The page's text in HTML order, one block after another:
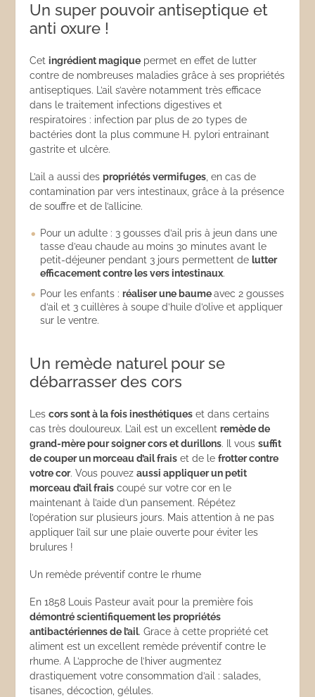
Un super pouvoir antiseptique et
anti oxure !
Cetingrédient magique permet en effet de lutter
contre de nombreuses maladies grâce à ses propriétés
antiseptiques. L’ail s’avère notamment très efficace
dans le traitement infections digestives et
respiratoires : infection par plus de 20 types de
bactéries dont la plus commune H. pylori entrainant
gastrite et ulcère.
L’ail a aussi despropriétés vermifuges , en cas de
contamination par vers intestinaux, grâce à la présence
de souffre et de l’allicine.
Pour un adulte : 3 gousses d’ail pris à jeun dans une
tasse d’eau chaude au moins 30 minutes avant le
petit-déjeuner pendant 3 jours permettent de lutter
efficacement contre les vers intestinaux.
Pour les enfants :réaliser une baumeavec 2 gousses
d’ail et 3 cuillères à soupe d’huile d’olive et appliquer
sur le ventre.
Un remède naturel pour se
débarrasser des cors
Lescors sont à la fois inesthétiques et dans certains
cas très douloureux. L’ail est un excellentremède de
grand-mère pour soigner cors et durillons. Il voussuffit
de couper un morceau d’ail frais et de lefrotter contre
votre cor. Vous pouvezaussi appliquer un petit
morceau d’ail frais coupé sur votre cor en le
maintenant à l’aide d’un pansement. Répétez
l’opération sur plusieurs jours. Mais attention à ne pas
appliquer l’ail sur une plaie ouverte pour éviter les
brulures !
Un remède préventif contre le rhume
En 1858 Louis Pasteur avait pour la première fois
démontré scientifiquement les propriétés
antibactériennes de l’ail. Grace à cette propriété cet
aliment est un excellent remède préventif contre le
rhume. A L’approche de l’hiver augmentez
drastiquement votre consommation d’ail : salades,
tisanes, décoction, gélules.